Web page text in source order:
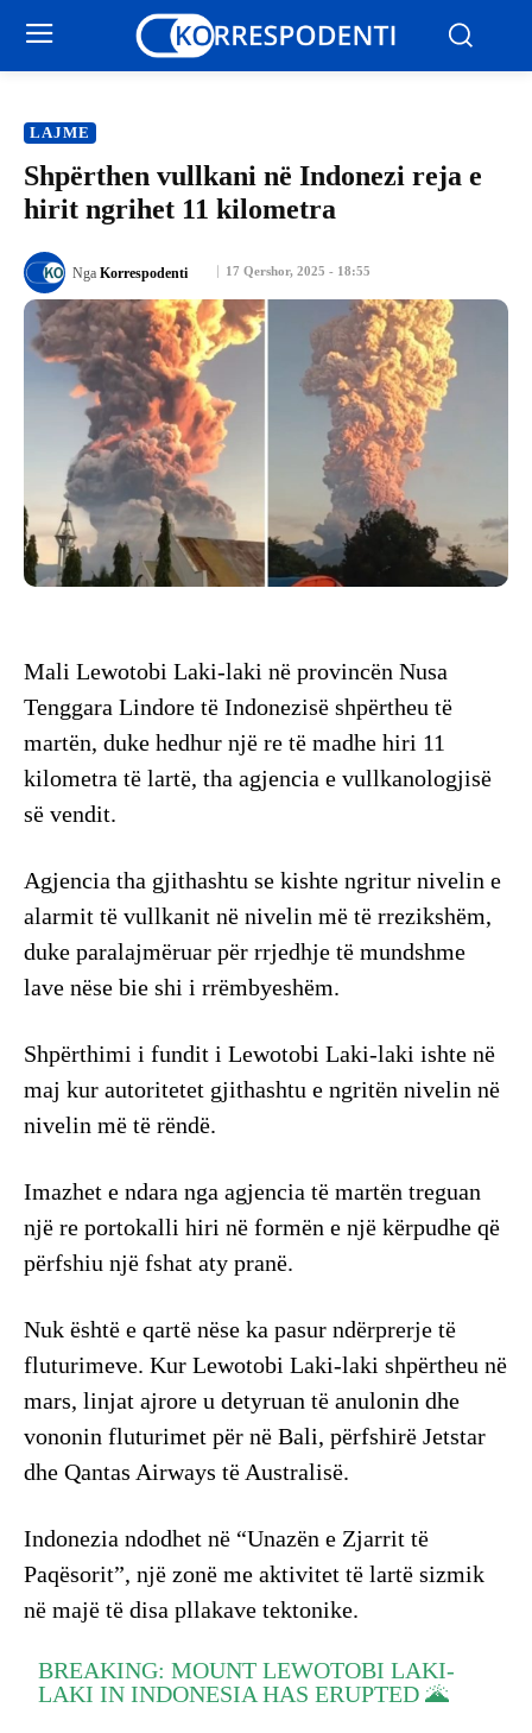
LAJME
Shpërthen vullkani në Indonezi reja e
hirit ngrihet 11 kilometra
17 Qershor, 2025 - 18:55
Nga Korrespodenti
Mali Lewotobi Laki-laki në provincën Nusa
Tenggara Lindore të Indonezisë shpërtheu të
martën, duke hedhur një re të madhe hiri 11
kilometra të lartë, tha agjencia e vullkanologjisë
së vendit.
Agjencia tha gjithashtu se kishte ngritur nivelin e
alarmit të vullkanit në nivelin më të rrezikshëm,
duke paralajmëruar për rrjedhje të mundshme
lave nëse bie shi i rrëmbyeshëm.
Shpërthimi i fundit i Lewotobi Laki-laki ishte në
maj kur autoritetet gjithashtu e ngritën nivelin në
nivelin më të rëndë.
Imazhet e ndara nga agjencia të martën treguan
një re portokalli hiri në formën e një kërpudhe që
përfshiu një fshat aty pranë.
Nuk është e qartë nëse ka pasur ndërprerje të
fluturimeve. Kur Lewotobi Laki-laki shpërtheu në
mars, linjat ajrore u detyruan të anulonin dhe
vononin fluturimet për në Bali, përfshirë Jetstar
dhe Qantas Airways të Australisë.
Indonezia ndodhet në “Unazën e Zjarrit të
Paqësorit”, një zonë me aktivitet të lartë sizmik
në majë të disa pllakave tektonike.
BREAKING: MOUNT LEWOTOBI LAKI-
LAKI IN INDONESIA HAS ERUPTED 🌋